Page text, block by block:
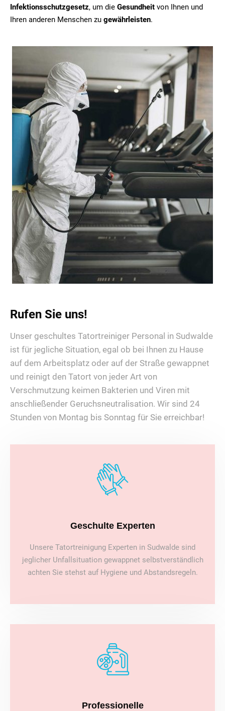
Infektionsschutzgesetz, um die Gesundheit von Ihnen und
Ihren anderen Menschen zu gewährleisten.
Rufen Sie uns!
Unser geschultes Tatortreiniger Personal in Sudwalde
ist für jegliche Situation, egal ob bei Ihnen zu Hause
auf dem Arbeitsplatz oder auf der Straße gewappnet
und reinigt den Tatort von jeder Art von
Verschmutzung keimen Bakterien und Viren mit
anschließender Geruchsneutralisation. Wir sind 24
Stunden von Montag bis Sonntag für Sie erreichbar!
Geschulte Experten
Unsere Tatortreinigung Experten in Sudwalde sind
jeglicher Unfallsituation gewappnet selbstverständlich
achten Sie stehst auf Hygiene und Abstandsregeln.
Professionelle